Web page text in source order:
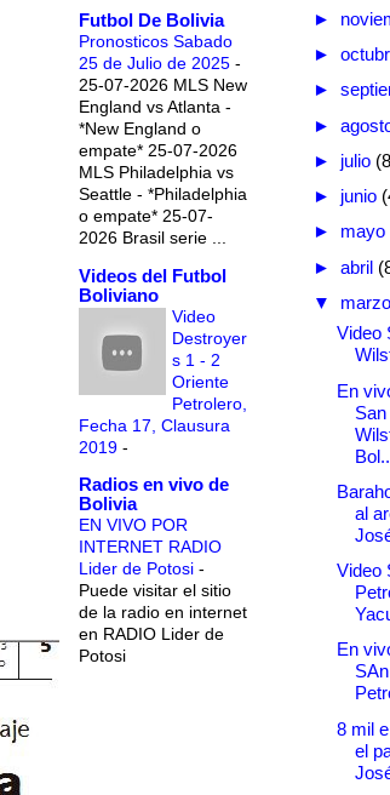
Futbol De Bolivia
Pronosticos Sabado
25 de Julio de 2025 -
25-07-2026 MLS New
England vs Atlanta -
*New England o
empate* 25-07-2026
MLS Philadelphia vs
Seattle - *Philadelphia
o empate* 25-07-
2026 Brasil serie ...
Videos del Futbol
Boliviano
Video
Destroyer
s 1 - 2
Oriente
Petrolero,
Fecha 17, Clausura
2019 -
Radios en vivo de
Bolivia
EN VIVO POR
INTERNET RADIO
Lider de Potosi -
Puede visitar el sitio
de la radio en internet
en RADIO Lider de
Potosi
►
►
►
►
► julio
► junio
► mayo
► abril
▼
Video
En
al
Video
En
8 mil
el